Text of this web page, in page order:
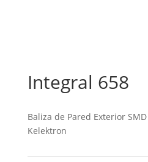
Integral 658
Baliza de Pared Exterior
Kelektron